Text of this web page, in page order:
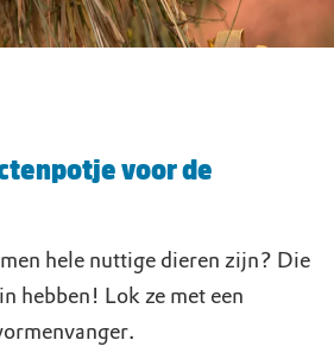
voor de
hele nuttige dieren zijn? Die
hebben! Lok ze met een